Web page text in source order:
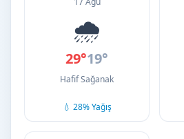
🌧️
29°19°
Hafif Sağanak
💧 28% Yağış